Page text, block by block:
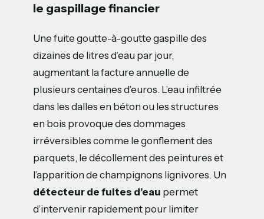
le gaspillage financier
Une fuite goutte-à-goutte gaspille des
dizaines de litres d’eau par jour,
augmentant la facture annuelle de
plusieurs centaines d’euros. L’eau infiltrée
dans les dalles en béton ou les structures
en bois provoque des dommages
irréversibles comme le gonflement des
parquets, le décollement des peintures et
l’apparition de champignons lignivores. Un
détecteur de fuites d’eau permet
d’intervenir rapidement pour limiter